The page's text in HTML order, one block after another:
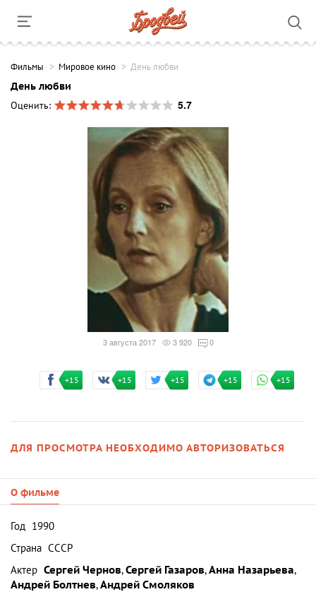
Фильмы Мировое кино День любви
День любви
Оценить:
5.7
3 августа 2017 3 920 0
+15 +15 +15 +15 +15
ДЛЯ ПРОСМОТРА НЕОБХОДИМО АВТОРИЗОВАТЬСЯ
О фильме
Год 1990
Страна СССР
Актер Сергей Чернов,Сергей Газаров,Анна Назарьева,
Андрей Болтнев,Андрей Смоляков